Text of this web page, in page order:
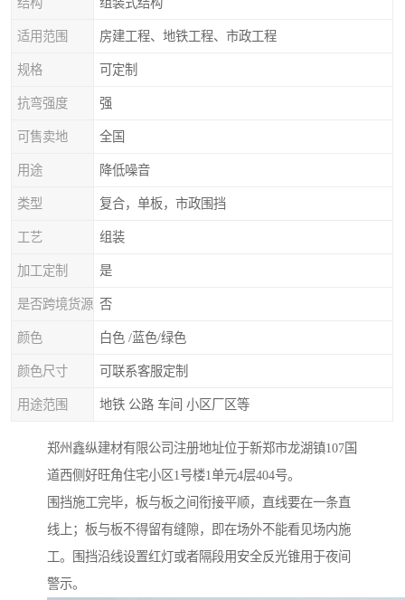
适用范围 房建工程、地铁工程、市政工程
规格 可定制
抗弯强度 强
可售卖地 全国
用途 降低噪音
类型 复合，单板，市政围挡
工艺 组装
加工定制 是
是否跨境货源 否
颜色 白色 /蓝色/绿色
颜色尺寸 可联系客服定制
用途范围 地铁 公路 车间 小区厂区等
郑州鑫纵建材有限公司注册地址位于新郑市龙湖镇107国
道西侧好旺角住宅小区1号楼1单元4层404号。
围挡施工完毕，板与板之间衔接平顺，直线要在一条直
线上；板与板不得留有缝隙，即在场外不能看见场内施
工。围挡沿线设置红灯或者隔段用安全反光锥用于夜间
警示。